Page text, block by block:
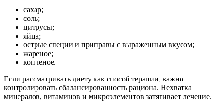
сахар;
соль;
цитрусы;
яйца;
острые специи и приправы с выраженным вкусом;
жареное;
копченое.
Если рассматривать диету как способ терапии, важно
контролировать сбалансированность рациона. Нехватка
минералов, витаминов и микроэлементов затягивает лечение.